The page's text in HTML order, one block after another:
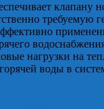
клапану
требуемую
нагрузки на
воды в